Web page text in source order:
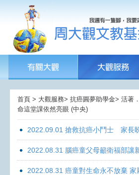
首頁 > 大觀服務> 抗癌圓夢助學金> 活著
命這堂課依然亮眼 (中央)
2022.09.01 搶救抗癌小鬥士 家長
2022.08.31 腦癌童父母籲衛福部讓
2022.08.31 癌童對生命永不放棄